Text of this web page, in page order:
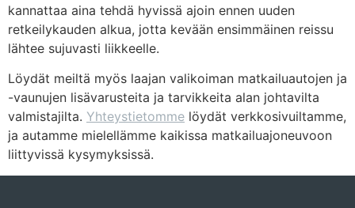
kannattaa aina tehdä hyvissä ajoin ennen uuden
retkeilykauden alkua, jotta kevään ensimmäinen reissu
lähtee sujuvasti liikkeelle.
Löydät meiltä myös laajan valikoiman matkailuautojen ja
-vaunujen lisävarusteita ja tarvikkeita alan johtavilta
valmistajilta. Yhteystietomme löydät verkkosivuiltamme,
ja autamme mielellämme kaikissa matkailuajoneuvoon
liittyvissä kysymyksissä.